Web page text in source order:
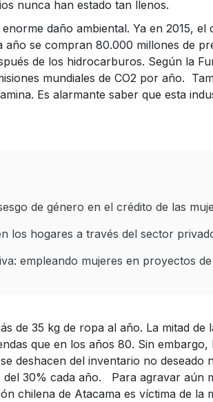
nunca han estado tan llenos.
daño ambiental. Ya en 2015, el
se compran 80.000 millones de
de los hidrocarburos. Según la
mundiales de CO2 por año.
Es alarmante saber que esta
de género en el crédito de las
los hogares a través del sector
empleando mujeres en proyectos
de 35 kg de ropa al año. La mitad de
que en los años 80. Sin
deshacen del inventario no deseado
30% cada año. Para agravar aún
chilena de Atacama es víctima de la